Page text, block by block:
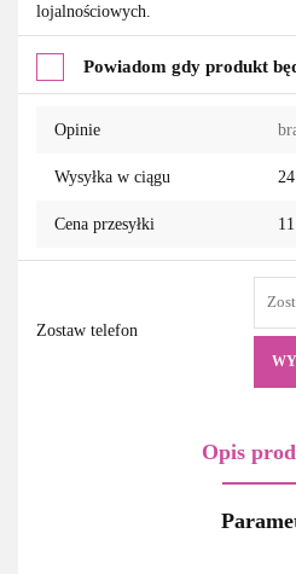
lojalnościowych.
Powiadom gdy produkt
Opinie
Wysyłka w ciągu
Cena przesyłki
Zostaw telefon
Opis